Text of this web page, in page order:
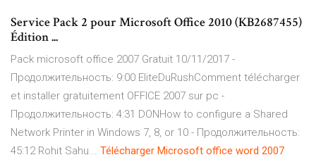
Service Pack 2 pour Microsoft Office 2010 (KB2687455)
Édition ...
Pack microsoft office 2007 Gratuit 10/11/2017 -
Продолжительность: 9:00 EliteDuRushComment télécharger
et installer gratuitement OFFICE 2007 sur pc -
Продолжительность: 4:31 DONHow to configure a Shared
Network Printer in Windows 7, 8, or 10 - Продолжительность:
45:12 Rohit Sahu... Télécharger Microsoft office word 2007